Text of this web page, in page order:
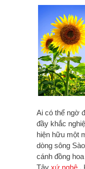
Ai có thể ngờ
đầy khắc
hiện hữu một
dòng sông
cánh đồng
Tây xứ nghệ .